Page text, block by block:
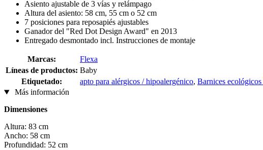
Asiento ajustable de 3 vías y relámpago
Altura del asiento: 58 cm, 55 cm o 52 cm
7 posiciones para reposapiés ajustables
Ganador del "Red Dot Design Award" en 2013
Entregado desmontado incl. Instrucciones de montaje
Marcas:
Flexa
Líneas de productos: Baby
Etiquetado:
apto para alérgicos / hipoalergénico, Barnices
Más información
Dimensiones
Altura: 83 cm
Ancho: 58 cm
Profundidad: 52 cm